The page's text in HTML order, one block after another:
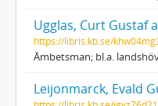
Ugglas, Curt Gustaf
https://libris.kb.se/
Ämbetsman; bl.a.
Leijonmarck, Evald